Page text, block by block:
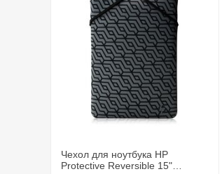
Чехол для ноутбука HP
Protective Reversible 15"